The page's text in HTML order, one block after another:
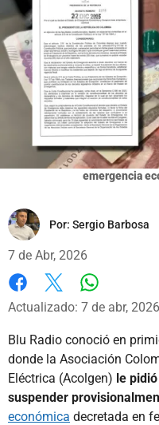
emergencia
Por: Sergio Barbosa
7 de Abr, 2026
Facebook
X
Actualizado: 7 de abr, 2026
Blu Radio conoció en
donde la Asociación
Eléctrica (Acolgen) le
suspender
económica decretada en